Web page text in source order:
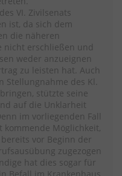
VI. Zivilsenats
ist, da sich dem
die näheren
nicht erschließen und
weder anzueignen
zu leisten hat. Auch
des Kl.
stützte seine
auf die Unklarheit
im vorliegenden Fall
Möglichkeit,
vor Beginn der
zugezogen
hat dies sogar für
Befall im Krankenhaus